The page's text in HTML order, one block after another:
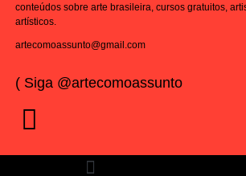
conteúdos sobre arte brasileira, cursos gratuitos,
artísticos.
artecomoassunto@gmail.com
( Siga @artecomoassunto